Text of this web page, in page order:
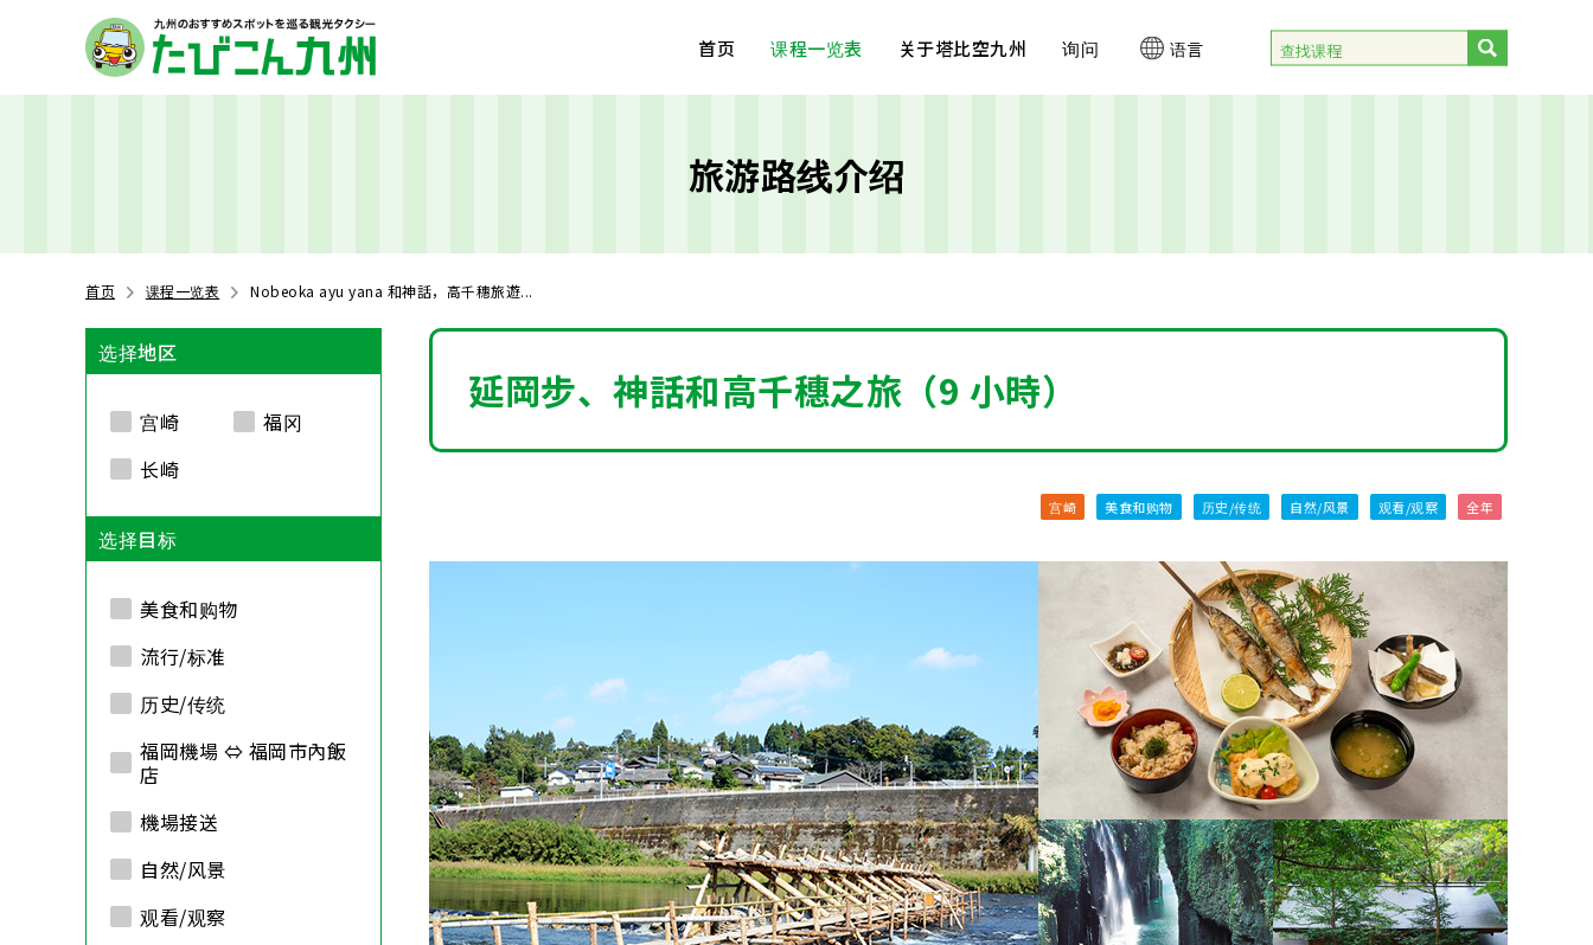
首页 课程一览表 关于塔比空九州 询问 语言
旅游路线介绍
首页 课程一览表 Nobeoka ayu yana 和神話，高千穗旅遊...
延岡步、神話和高千穗之旅（9 小時）
宫崎 美食和购物 历史/传统 自然/风景 观看/观察 全年
选择地区
宫崎
福冈
长崎
选择目标
美食和购物
流行/标准
历史/传统
福岡機場 ⇔ 福岡市內飯
店
機場接送
自然/风景
观看/观察